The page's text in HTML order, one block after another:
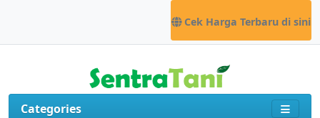
Cek Harga Terbaru di sini
Categories